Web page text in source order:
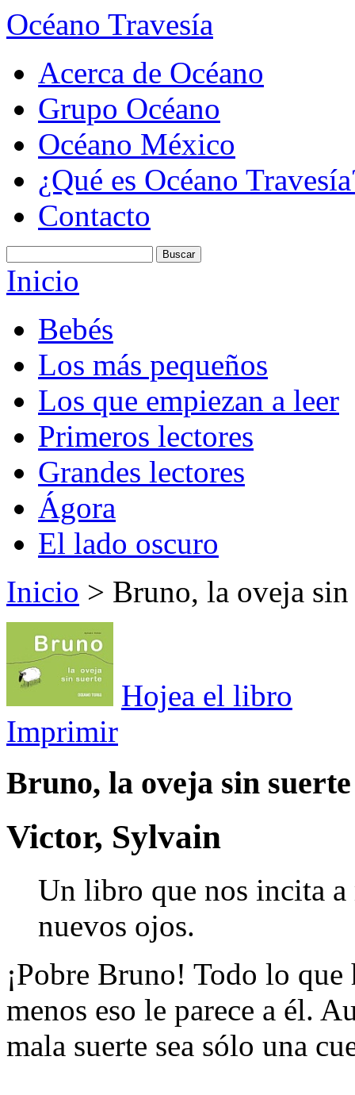
Océano Travesía
Acerca de Océano
Grupo Océano
Océano México
¿Qué es Océano
Contacto
Inicio
Bebés
Los más pequeños
Los que empiezan a leer
Primeros lectores
Grandes lectores
Ágora
El lado oscuro
Inicio > Bruno, la oveja sin
Hojea el libro
Imprimir
Bruno, la oveja sin suerte
Victor, Sylvain
Un libro que nos incita
nuevos ojos.
¡Pobre Bruno! Todo lo
menos eso le parece a él.
mala suerte sea sólo una